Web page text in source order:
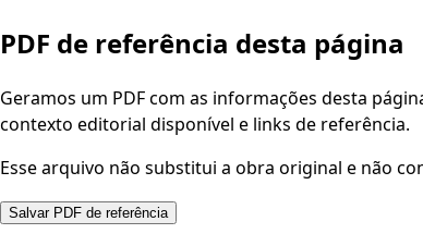
PDF de referência desta página
Geramos um PDF com as informações desta
contexto editorial disponível e links de referência.
Esse arquivo não substitui a obra original e não
Salvar PDF de referência